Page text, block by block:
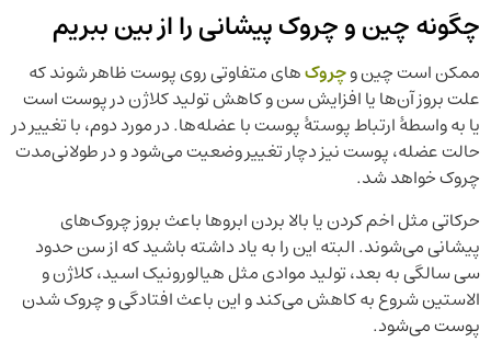
چگونه چین و چروک پیشانی را از بین ببریم
ممکن است چین وچروک‌های متفاوتی روی پوست ظاهر شوند که
علت بروز آن‌ها یا افزایش سن و کاهش تولید کلاژن در پوست است
یا به واسطۀ ارتباط پوستۀ پوست با عضله‌ها. در مورد دوم، با تغییر در
حالت عضله، پوست نیز دچار تغییر وضعیت می‌شود و در طولانی‌مدت
چروک خواهد شد.
حرکاتی مثل اخم کردن یا بالا بردن ابروها باعث بروز چروک‌های
پیشانی می‌شوند. البته این را به یاد داشته باشید که از سن حدود
سی سالگی به بعد، تولید موادی مثل هیالورونیک اسید، کلاژن و
الاستین شروع به کاهش می‌کند و این باعث افتادگی و چروک شدن
پوست می‌شود.